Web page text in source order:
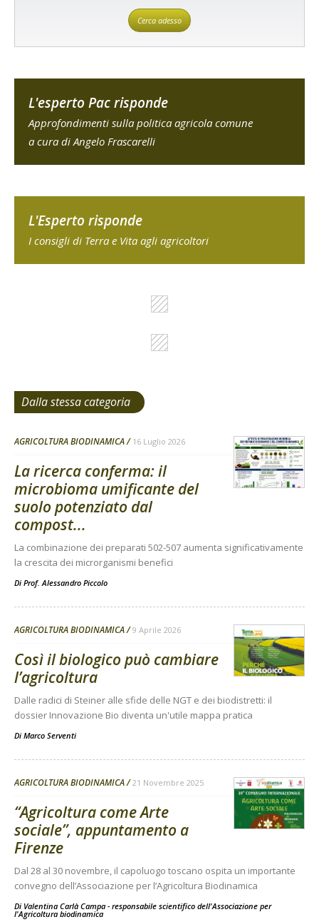
Cerca adesso
L'esperto Pac risponde
Approfondimenti sulla politica agricola comune
a cura di Angelo Frascarelli
L'Esperto risponde
I consigli di Terra e Vita agli agricoltori
Dalla stessa categoria
AGRICOLTURA BIODINAMICA 16 Luglio 2026
La ricerca conferma: il
microbioma umificante del
suolo potenziato dal
compost...
La combinazione dei preparati 502-507 aumenta significativamente
la crescita dei microrganismi benefici
Di Prof. Alessandro Piccolo
AGRICOLTURA BIODINAMICA 9 Aprile 2026
Così il biologico può cambiare
l’agricoltura
Dalle radici di Steiner alle sfide delle NGT e dei biodistretti: il
dossier Innovazione Bio diventa un'utile mappa pratica
Di Marco Serventi
AGRICOLTURA BIODINAMICA 21 Novembre 2025
“Agricoltura come Arte
sociale”, appuntamento a
Firenze
Dal 28 al 30 novembre, il capoluogo toscano ospita un importante
convegno dell’Associazione per l’Agricoltura Biodinamica
Di Valentina Carlà Campa - responsabile scientifico dell'Associazione per
l'Agricoltura biodinamica